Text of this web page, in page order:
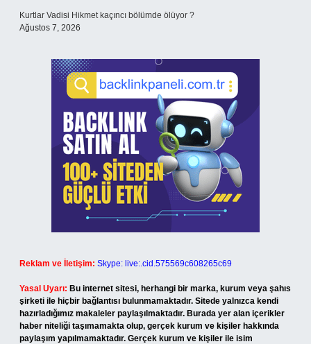
Kurtlar Vadisi Hikmet kaçıncı bölümde ölüyor ?
Ağustos 7, 2026
Reklam ve İletişim: Skype: live:.cid.575569c608265c69
Yasal Uyarı: Bu internet sitesi, herhangi bir marka, kurum veya şahıs
şirketi ile hiçbir bağlantısı bulunmamaktadır. Sitede yalnızca kendi
hazırladığımız makaleler paylaşılmaktadır. Burada yer alan içerikler
haber niteliği taşımamakta olup, gerçek kurum ve kişiler hakkında
paylaşım yapılmamaktadır. Gerçek kurum ve kişiler ile isim